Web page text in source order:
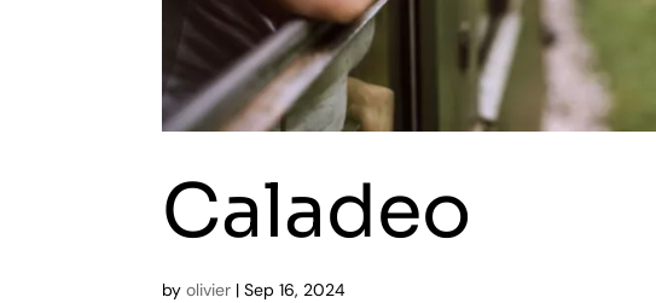
Caladeo
byolivier |Sep 16, 2024